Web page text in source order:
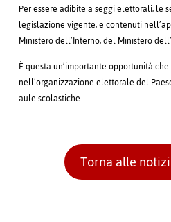
Per essere adibite a seggi elettorali, le
legislazione vigente, e contenuti
Ministero dell’Interno, del Ministero
È questa un’importante opportunità
nell’organizzazione elettorale del
aule scolastiche.
Torna alle